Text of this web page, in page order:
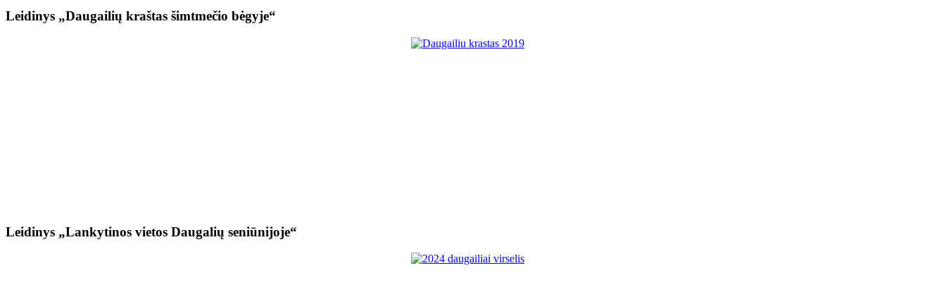
Leidinys „Daugailių kraštas šimtmečio bėgyje“
Leidinys „Lankytinos vietos Daugalių seniūnijoje“